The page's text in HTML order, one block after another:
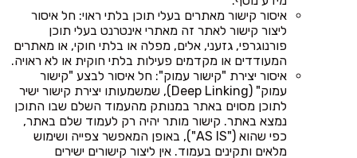
איסור קישור מאתרים בעלי תוכן בלתי ראוי: חל איסור
ליצור קישור לאתר זה מאתרי אינטרנט בעלי תוכן
פורנוגרפי, גזעני, אלים, מפלה או בלתי חוקי, או מאתרים
המעודדים או מקדמים פעילות בלתי חוקית או לא ראויה.
איסור יצירת "קישור עמוק": חל איסור לבצע "קישור
עמוק" (Deep Linking), שמשמעותו יצירת קישור ישיר
לתוכן מסוים באתר במנותק מהעמוד השלם שבו התוכן
נמצא באתר. קישור מותר יהיה רק לעמוד שלם באתר,
כפי שהוא ("AS IS"), באופן המאפשר צפייה ושימוש
מלאים ותקינים בעמוד. אין ליצור קישורים ישירים